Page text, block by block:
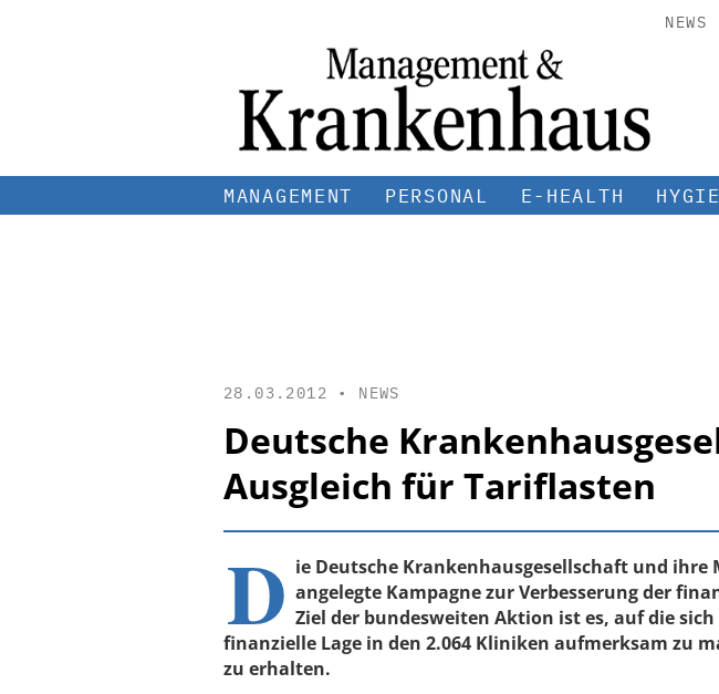
NEWS
MANAGEMENT PERSONAL E-HEALTH
28.03.2012 • NEWS
Deutsche
Ausgleich für Tariflasten
D ie Deutsche Krankenhausgesellschaft und
angelegte Kampagne zur Verbesserung der
Ziel der bundesweiten Aktion ist es, auf die
finanzielle Lage in den 2.064 Kliniken aufmerksam zu
zu erhalten.